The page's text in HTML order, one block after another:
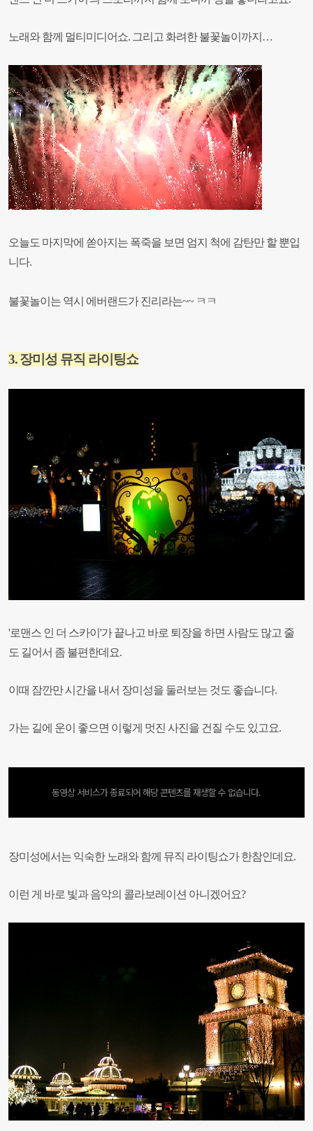
노래와 함께 멀티미디어쇼. 그리고 화려한 불꽃놀이까지…
오늘도 마지막에 쏟아지는 폭죽을 보면 엄지 척에 감탄만 할 뿐입
니다.
불꽃놀이는 역시 에버랜드가 진리라는~~ ㅋㅋ
3.장미성 뮤직 라이팅쇼
'로맨스 인 더 스카이'가 끝나고 바로 퇴장을 하면 사람도 많고 줄
도 길어서 좀 불편한데요.
이때 잠깐만 시간을 내서 장미성을 둘러보는 것도 좋습니다.
가는 길에 운이 좋으면 이렇게 멋진 사진을 건질 수도 있고요.
동영상 서비스가 종료되어 해당 콘텐츠를 재생할 수 없습니다.
장미성에서는 익숙한 노래와 함께 뮤직 라이팅쇼가 한참인데요.
이런 게 바로 빛과 음악의 콜라보레이션 아니겠어요?